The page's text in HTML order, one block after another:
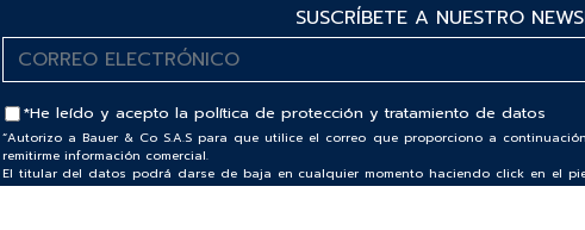
SUSCRÍBETE A NUESTRO
*He leído y acepto lapolítica de protección y tratamiento de datos
“Autorizo a Bauer & Co S.A.S para que utilice el correo que proporciono a
remitirme información comercial.
El titular del datos podrá darse de baja en cualquier momento haciendo click en el
por favor visite nuestra Política de Protección y Tratamiento de Datos Personales